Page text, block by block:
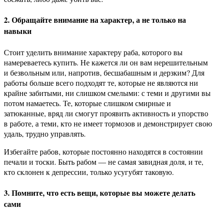
2. Обращайте внимание на характер, а не только на
навыки
Стоит уделить внимание характеру раба, которого вы
намереваетесь купить. Не кажется ли он вам нерешительным
и безвольным или, напротив, бесшабашным и дерзким? Для
работы больше всего подходят те, которые не являются ни
крайне забитыми, ни слишком смелыми: с теми и другими вы
потом намаетесь. Те, которые слишком смирные и
затюканные, вряд ли смогут проявить активность и упорство
в работе, а теми, кто не имеет тормозов и демонстрирует свою
удаль, трудно управлять.
Избегайте рабов, которые постоянно находятся в состоянии
печали и тоски. Быть рабом — не самая завидная доля, и те,
кто склонен к депрессии, только усугубят таковую.
3. Помните, что есть вещи, которые вы можете делать
сами